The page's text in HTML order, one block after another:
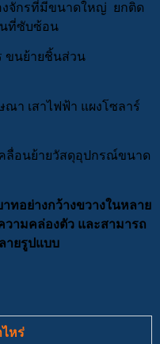
งจักรที่มีขนาดใหญ่ ยกติด
นที่ซับซ้อน
ขนย้ายชิ้นส่วน
ณา เสาไฟฟ้า แผงโซลาร์
คลื่อนย้ายวัสดุอุปกรณ์ขนาด
ทอย่างกว้างขวางในหลาย
ามคล่องตัว และสามารถ
ายรูปแบบ
ไหร่